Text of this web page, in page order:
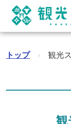
トップ › 観光
観